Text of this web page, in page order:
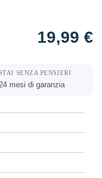
19,99 €
SENZA PENSIERI
24 mesi di garanzia